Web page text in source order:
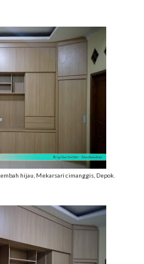
hijau, Mekarsari cimanggis, Depok.